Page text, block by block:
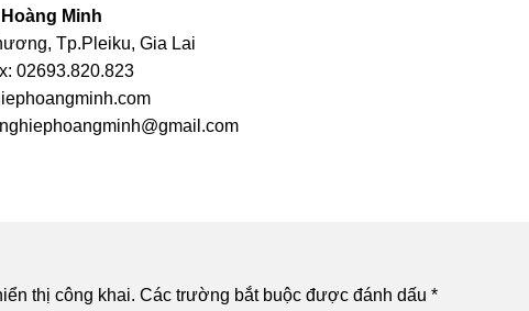
Minh
Tp.Pleiku, Gia Lai
02693.820.823
thị công khai. Các trường bắt buộc được đánh dấu*